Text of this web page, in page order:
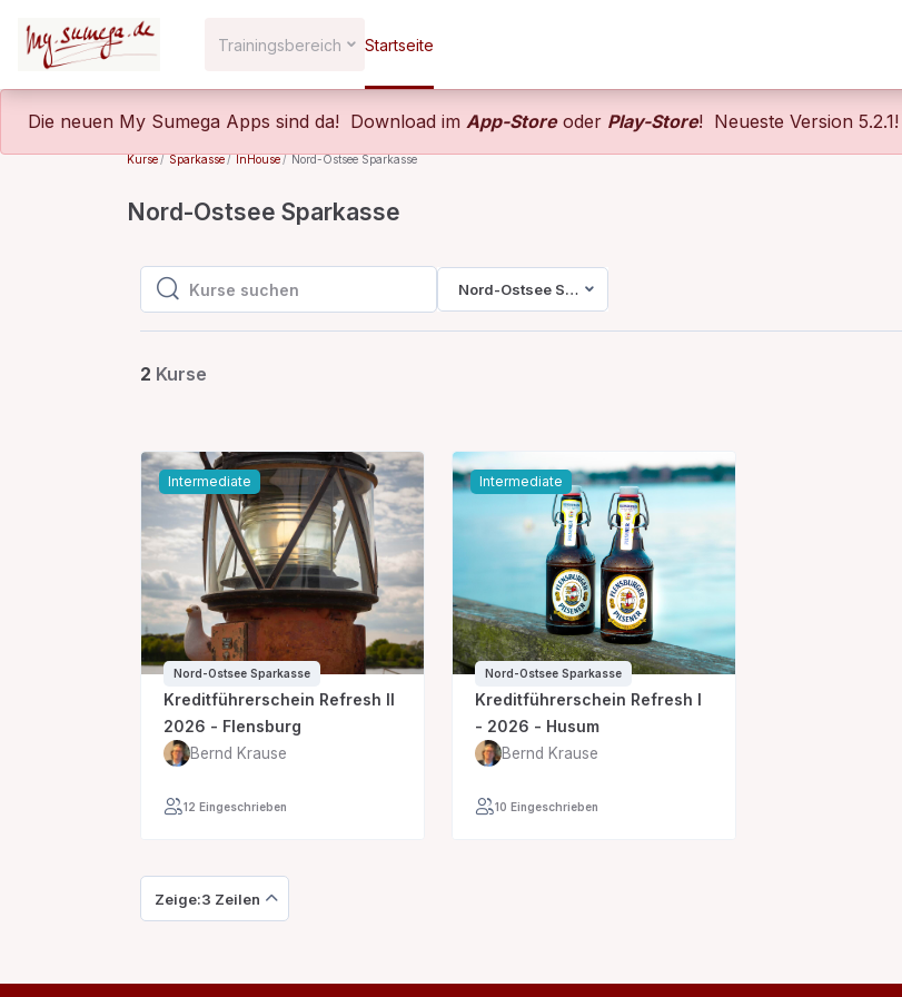
Trainingsbereich
Startseite
Die neuen My Sumega Apps sind da! Download im App-Storeoder Play-Store! Neueste Version 5.2.1!
Kurse Sparkasse InHouse Nord-Ostsee Sparkasse
Nord-Ostsee Sparkasse
Kurse suchen
Kurse suchen
Nord-Ostsee Sparkasse
2 Kurse
Intermediate
Nord-Ostsee Sparkasse
Kreditführerschein Refresh II
2026 - Flensburg
Bernd Krause
12 Eingeschrieben
Intermediate
Nord-Ostsee Sparkasse
Kreditführerschein Refresh I
- 2026 - Husum
Bernd Krause
10 Eingeschrieben
Zeige:3 Zeilen